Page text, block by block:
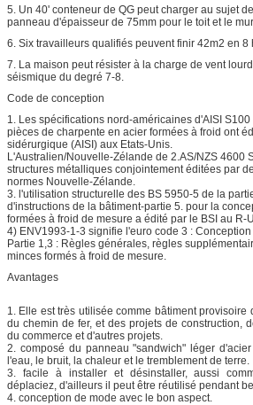
5. Un 40' conteneur de QG peut charger au sujet
panneau d'épaisseur de 75mm pour le toit et le
6. Six travailleurs qualifiés peuvent finir 42m2 en 8
7. La maison peut résister à la charge de vent
séismique du degré 7-8.
Code de conception
1. Les spécifications nord-américaines d'AISI
pièces de charpente en acier formées à froid ont
sidérurgique (AISI) aux Etats-Unis.
L'Australien/Nouvelle-Zélande de 2.AS/NZS 4600
structures métalliques conjointement éditées par
normes Nouvelle-Zélande.
3. l'utilisation structurelle des BS 5950-5 de la
d'instructions de la bâtiment-partie 5. pour la
formées à froid de mesure a édité par le BSI au R-
4) ENV1993-1-3 signifie l'euro code 3 :
Partie 1,3 : Règles générales, règles
minces formés à froid de mesure.
Avantages
1. Elle est très utilisée comme bâtiment
du chemin de fer, et des projets de construction,
du commerce et d'autres projets.
2. composé du panneau "sandwich" léger
l'eau, le bruit, la chaleur et le tremblement de terre.
3. facile à installer et désinstaller, aussi
déplaciez, d'ailleurs il peut être réutilisé pendant
4. conception de mode avec le bon aspect.